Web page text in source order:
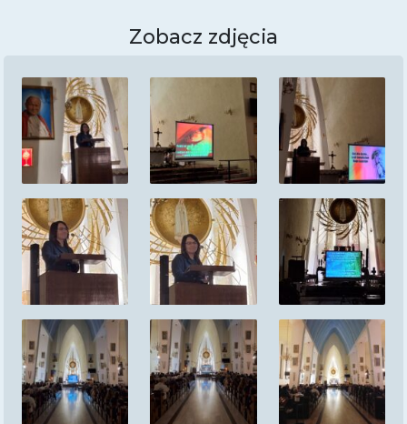
Zobacz zdjęcia